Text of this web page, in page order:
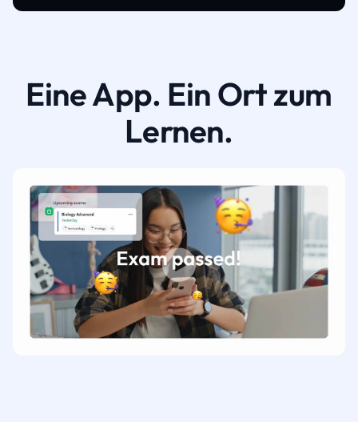
Eine App. Ein Ort zum
Lernen.